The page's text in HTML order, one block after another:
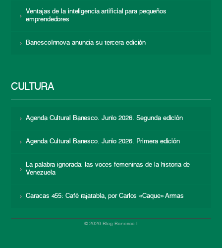
Ventajas de la inteligencia artificial para pequeños
emprendedores
BanescoInnova anuncia su tercera edición
CULTURA
Agenda Cultural Banesco. Junio 2026. Segunda edición
Agenda Cultural Banesco. Junio 2026. Primera edición
La palabra ignorada: las voces femeninas de la historia de
Venezuela
Caracas 455: Café rajatabla, por Carlos «Caque» Armas
© 2026 Blog Banesco |